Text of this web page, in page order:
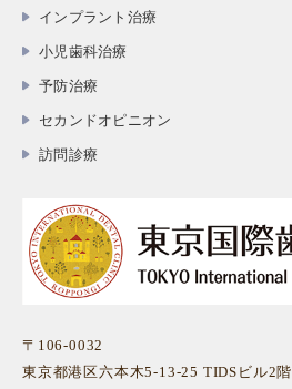
インプラント治療
小児歯科治療
予防治療
セカンドオピニオン
訪問診療
〒106-0032
東京都港区六本木5-13-25 TIDSビル2階